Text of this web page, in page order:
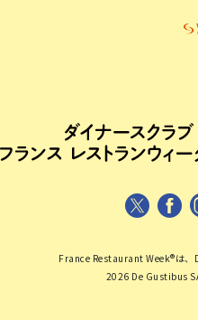
France Restaurant Week®は、
2026 De Gustibus